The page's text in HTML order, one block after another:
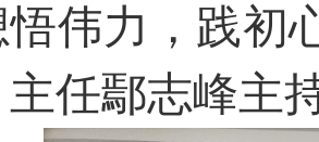
悟伟力，践初
任鄢志峰主